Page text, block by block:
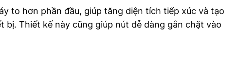
to hơn phần đầu, giúp tăng diện tích tiếp xúc và tạo
Thiết kế này cũng giúp nút dễ dàng gắn chặt vào